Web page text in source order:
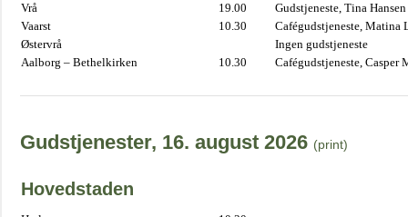
Vrå
19.00
Gudstjeneste, Tina Hansen
Vaarst
10.30
Cafégudstjeneste, Matina
Østervrå
Ingen gudstjeneste
Aalborg – Bethelkirken
10.30 Cafégudstjeneste, Casper
Gudstjenester, 16. august 2026 (print)
Hovedstaden